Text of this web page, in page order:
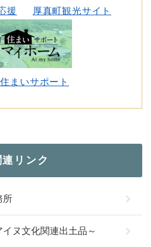
援 厚真町観光サイト
まいサポート
連リンク
所
ヌ文化関連出土品～